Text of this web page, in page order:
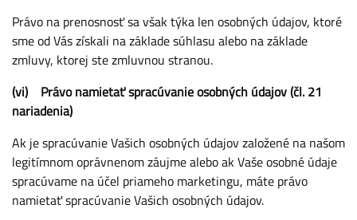
Právo na prenosnosť sa však týka len osobných údajov, ktoré
sme od Vás získali na základe súhlasu alebo na základe
zmluvy, ktorej ste zmluvnou stranou.
(vi) Právo namietať spracúvanie osobných údajov (čl. 21
nariadenia)
Ak je spracúvanie Vašich osobných údajov založené na našom
legitímnom oprávnenom záujme alebo ak Vaše osobné údaje
spracúvame na účel priameho marketingu, máte právo
namietať spracúvanie Vašich osobných údajov.